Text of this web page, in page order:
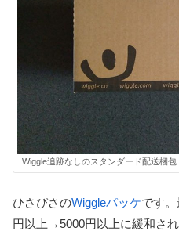
Wiggle追跡なしのスタンダード配送梱包
ひさびさのWiggleパッケです
円以上→5000円以上に緩和さ